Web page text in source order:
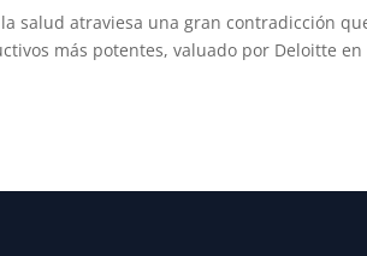
salud atraviesa una gran contradicción
más potentes, valuado por Deloitte